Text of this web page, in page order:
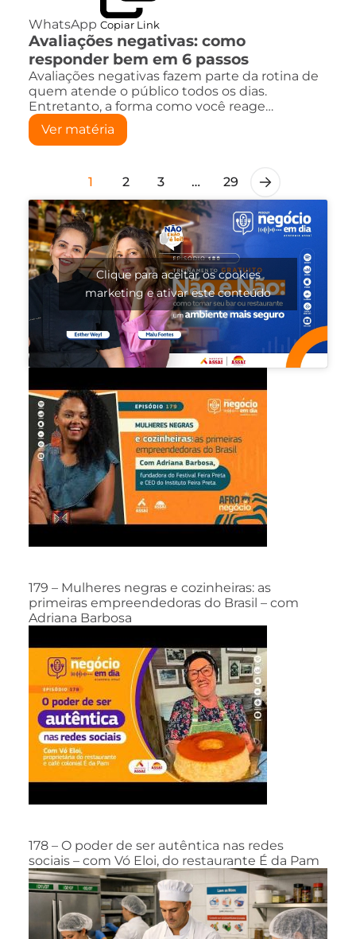
WhatsApp Copiar Link
Avaliações negativas: como
responder bem em 6 passos
Avaliações negativas fazem parte da rotina de
quem atende o público todos os dias.
Entretanto, a forma como você reage…
Ver matéria
1 2 3 … 29
Clique para aceitar os cookies
marketing e ativar este conteúdo
179 – Mulheres negras e cozinheiras: as
primeiras empreendedoras do Brasil – com
Adriana Barbosa
178 – O poder de ser autêntica nas redes
sociais – com Vó Eloi, do restaurante É da Pam